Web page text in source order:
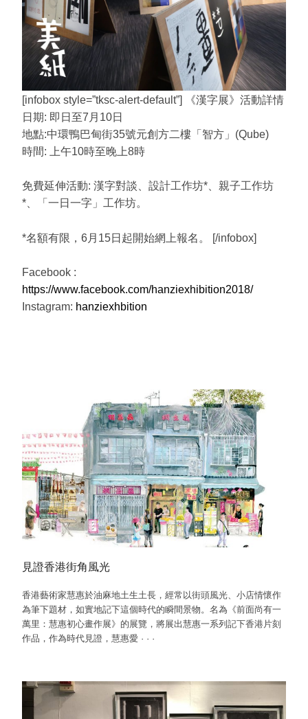
[infobox style=”tksc-alert-default”] 《漢字展》活動詳情
日期: 即日至7月10日
地點:中環鴨巴甸街35號元創方二樓「智方」(Qube)
時間: 上午10時至晚上8時
免費延伸活動: 漢字對談、設計工作坊*、親子工作坊
*、「一日一字」工作坊。
*名額有限，6月15日起開始網上報名。 [/infobox]
Facebook :
https://www.facebook.com/hanziexhibition2018/
Instagram: hanziexhbition
見證香港街角風光
香港藝術家慧惠於油麻地土生土長，經常以街頭風光、小店情懷作
為筆下題材，如實地記下這個時代的瞬間景物。名為《前面尚有一
萬里：慧惠初心畫作展》的展覽，將展出慧惠一系列記下香港片刻
作品，作為時代見證，慧惠愛 · · ·